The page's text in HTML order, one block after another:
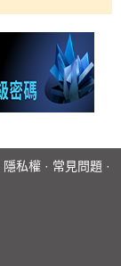
隱私權 · 常見問題 ·